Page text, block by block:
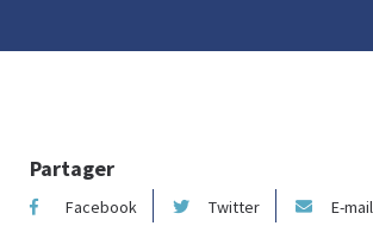
Partager
Facebook Twitter E-mail